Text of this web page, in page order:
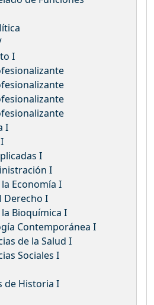
I
I
I
I
Economía I
Derecho I
Bioquímica I
Contemporánea I
de la Salud I
Sociales I
de Historia I